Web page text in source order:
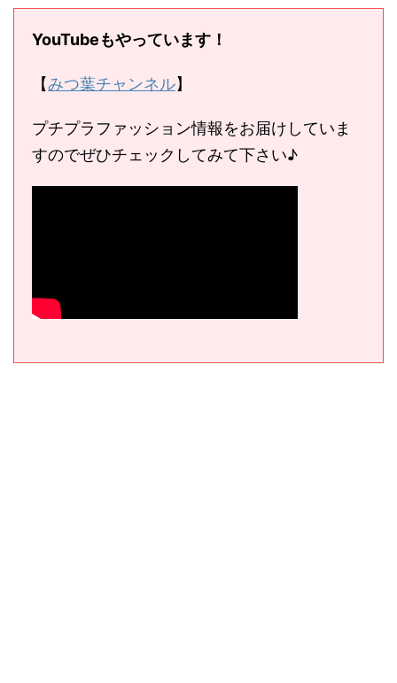
YouTubeもやっています！
【みつ葉チャンネル】
プチプラファッション情報をお届けしていま
すのでぜひチェックしてみて下さい♪